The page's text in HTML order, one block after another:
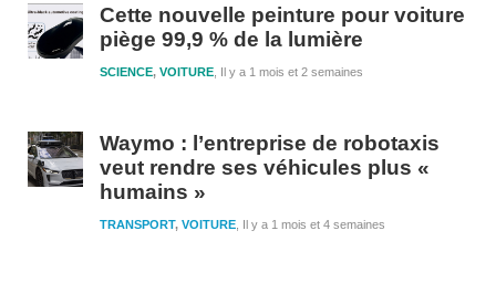
Cette nouvelle peinture pour voiture
piège 99,9 % de la lumière
Il y a 1 mois et 2 semaines
SCIENCE, VOITURE
Waymo : l’entreprise de robotaxis
veut rendre ses véhicules plus «
humains »
Il y a 1 mois et 4 semaines
TRANSPORT, VOITURE